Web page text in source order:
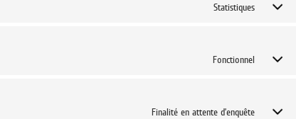
Statistiques
Fonctionnel
Finalité en attente d’enquête